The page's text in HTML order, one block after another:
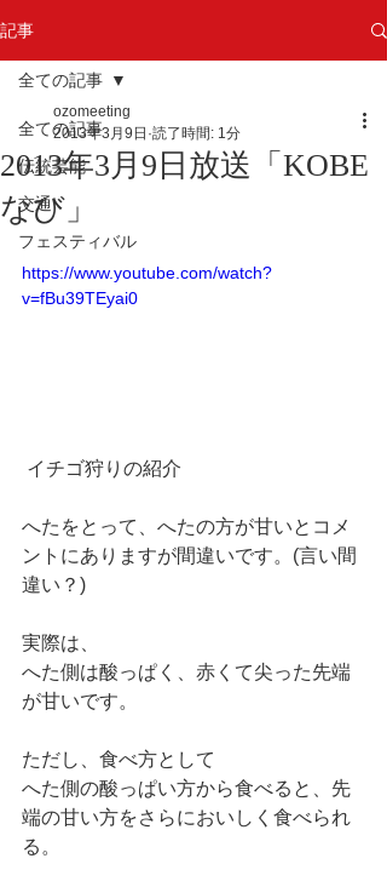
記事
全ての記事
伝統芸能
交通
フェスティバル
全ての記事
2013年3月9日放送「KOBE
なび」
ozomeeting
2013年3月9日 読了時間: 1分
https://www.youtube.com/watch?
v=fBu39TEyai0
イチゴ狩りの紹介
へたをとって、へたの方が甘いとコメ
ントにありますが間違いです。(言い間
違い？)
実際は、
へた側は酸っぱく、赤くて尖った先端
が甘いです。
ただし、食べ方として
へた側の酸っぱい方から食べると、先
端の甘い方をさらにおいしく食べられ
る。